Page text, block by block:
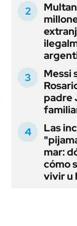
Messi
padre
Las
mar:
cómo
vivir u